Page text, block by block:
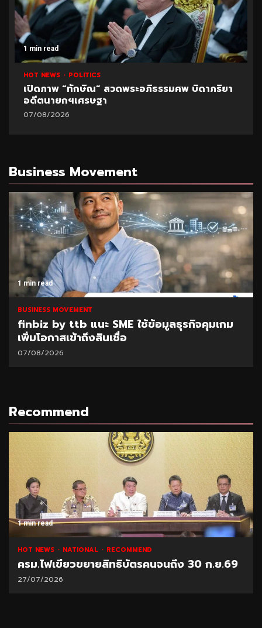
1 min read
HOT NEWS POLITICS
เปิดภาพ “ทักษิณ” สวดพระอภิธรรมศพ บิดาภริยา
อดีตนายกฯเศรษฐา
07/08/2026
Business Movement
1 min read
BUSINESS MOVEMENT
finbiz by ttb แนะ SME ใช้ข้อมูลธุรกิจคุมเกม
เพิ่มโอกาสเข้าถึงสินเชื่อ
07/08/2026
Recommend
1 min read
HOT NEWS NATIONAL RECOMMEND
ครม.ไฟเขียวขยายสิทธิบัตรคนจนถึง 30 ก.ย.69
27/07/2026